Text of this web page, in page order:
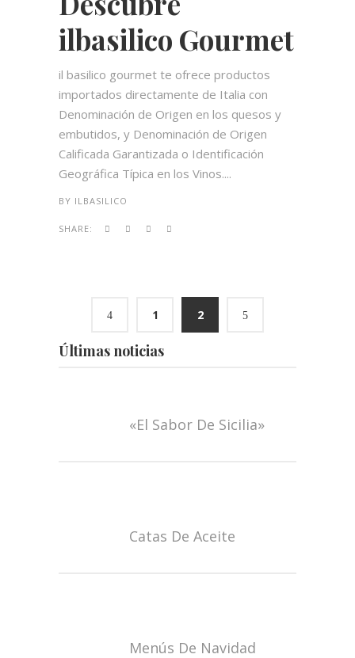
ilbasilico Gourmet
il basilico gourmet te ofrece productos
importados directamente de Italia con
Denominación de Origen en los quesos y
embutidos, y Denominación de Origen
Calificada Garantizada o Identificación
Geográfica Típica en los Vinos....
BY ILBASILICO
SHARE:
1 2
Últimas noticias
«El Sabor De Sicilia»
Catas De Aceite
Menús De Navidad